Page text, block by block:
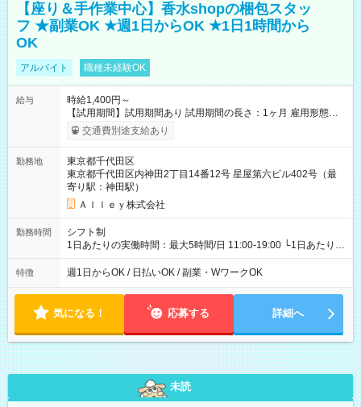
【座り＆手作業中心】香水shopの梱包スタッ
フ ★副業OK ★週1日からOK ★1日1時間から
OK
アルバイト 職種未経験OK
給与
時給1,400円～
【試用期間】試用期間あり 試用期間の長さ：1ヶ月 雇用形態、
給与は本採用時と同じです。
交通費別途支給あり
勤務地
東京都千代田区
東京都千代田区内神田2丁目14番12号 星屋第六ビル402号（最
寄り駅：神田駅）
Ａｌｌｅｙ株式会社
勤務時間
シフト制
1日あたりの実働時間：最大5時間/日 11:00-19:00 └1日あたりの
実働時間：1-5時間 └上記の時間帯内であれば、いつでも勤務可
能！ └平日・土曜日の中で、お好きな曜日でご勤務いただけま
18:00 などのように、自由な働き方が可能なお仕事です！
特徴 週1日からOK / 日払いOK / 副業・WワークOK
気になる！ 応募する 詳細へ
未読